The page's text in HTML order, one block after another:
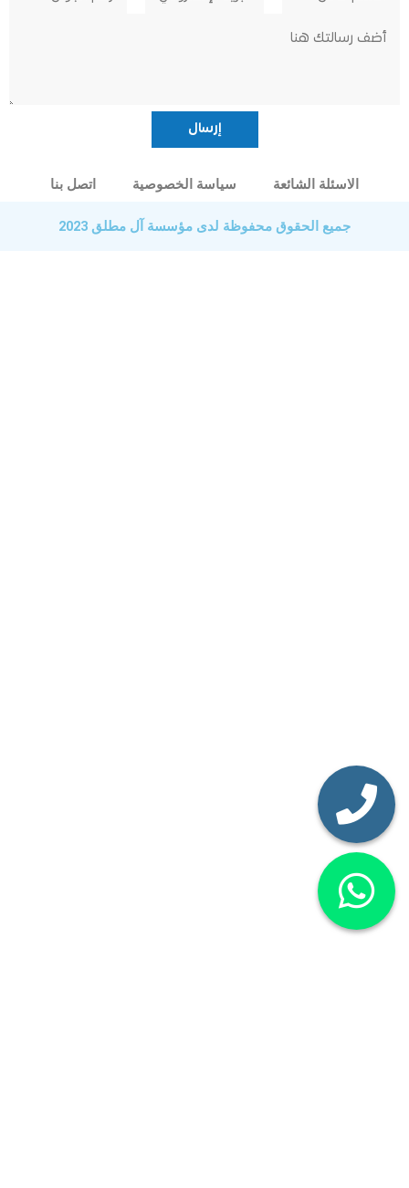
الاسئلة الشائعة سياسة الخصوصية اتصل بنا
جميع الحقوق محفوظة لدى مؤسسة آل مطلق 2023